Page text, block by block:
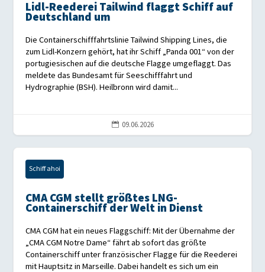
Lidl-Reederei Tailwind flaggt Schiff auf
Deutschland um
Die Containerschifffahrtslinie Tailwind Shipping Lines, die
zum Lidl-Konzern gehört, hat ihr Schiff „Panda 001“ von der
portugiesischen auf die deutsche Flagge umgeflaggt. Das
meldete das Bundesamt für Seeschifffahrt und
Hydrographie (BSH). Heilbronn wird damit...
 09.06.2026
Schiff ahoi
CMA CGM stellt größtes LNG-
Containerschiff der Welt in Dienst
CMA CGM hat ein neues Flaggschiff: Mit der Übernahme der
„CMA CGM Notre Dame“ fährt ab sofort das größte
Containerschiff unter französischer Flagge für die Reederei
mit Hauptsitz in Marseille. Dabei handelt es sich um ein